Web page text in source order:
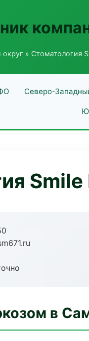
» Стоматология
Северо-
в